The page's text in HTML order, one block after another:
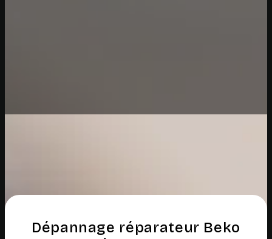
Dépannage réparateur Beko